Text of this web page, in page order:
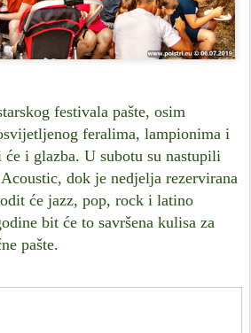
festivala pašte, osim
feralima, lampionima i
i glazba. U subotu su nastupili
dok je nedjelja rezervirana
će jazz, pop, rock i latino
bit će to savršena kulisa za
pašte.